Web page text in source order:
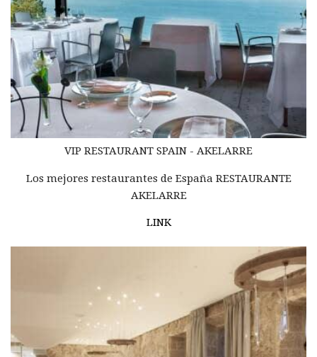
VIP RESTAURANT SPAIN - AKELARRE
Los mejores restaurantes de España RESTAURANTE
AKELARRE
LINK